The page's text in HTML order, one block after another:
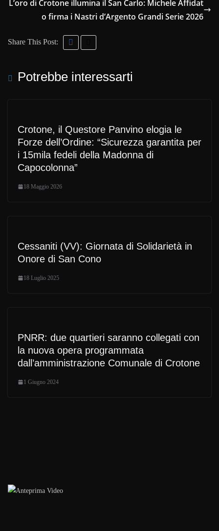
L’oro di Crotone illumina il San Carlo: Michele Affidat
o firma i Nastri d’Argento Grandi Serie 2026
Share This Post:
Potrebbe interessarti
Crotone, il Questore Panvino elogia le
Forze dell’Ordine: “Sicurezza garantita per
i 15mila fedeli della Madonna di
Capocolonna”
18 Maggio 2026
Cessaniti (VV): Giornata di Solidarietà in
Onore di San Cono
18 Luglio 2025
PNRR: due quartieri saranno collegati con
la nuova opera programmata
dall’amministrazione Comunale di Crotone
1 Giugno 2024